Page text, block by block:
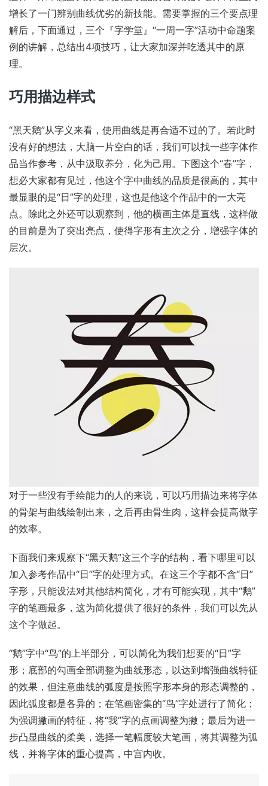
增长了一门辨别曲线优劣的新技能。需要掌握的三个要点理
解后，下面通过，三个『字学堂』“一周一字”活动中命题案
例的讲解，总结出4项技巧，让大家加深并吃透其中的原
理。
巧用描边样式
“黑天鹅”从字义来看，使用曲线是再合适不过的了。若此时
没有好的想法，大脑一片空白的话，我们可以找一些字体作
品当作参考，从中汲取养分，化为己用。下图这个“春”字，
想必大家都有见过，他这个字中曲线的品质是很高的，其中
最显眼的是“日”字的处理，这也是他这个作品中的一大亮
点。除此之外还可以观察到，他的横画主体是直线，这样做
的目前是为了突出亮点，使得字形有主次之分，增强字体的
层次。
对于一些没有手绘能力的人的来说，可以巧用描边来将字体
的骨架与曲线绘制出来，之后再由骨生肉，这样会提高做字
的效率。
下面我们来观察下“黑天鹅”这三个字的结构，看下哪里可以
加入参考作品中“日”字的处理方式。在这三个字都不含“日”
字形，只能设法对其他结构简化，才有可能实现，其中“鹅”
字的笔画最多，这为简化提供了很好的条件，我们可以先从
这个字做起。
“鹅”字中“鸟”的上半部分，可以简化为我们想要的“日”字
形；底部的勾画全部调整为曲线形态，以达到增强曲线特征
的效果，但注意曲线的弧度是按照字形本身的形态调整的，
因此弧度都是各异的；在笔画密集的“鸟”字处进行了简化；
为强调撇画的特征，将“我”字的点画调整为撇；最后为进一
步凸显曲线的柔美，选择一笔幅度较大笔画，将其调整为弧
线，并将字体的重心提高，中宫内收。